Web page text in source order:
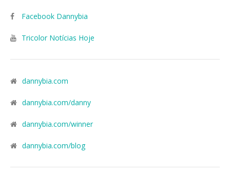
Facebook Dannybia
Tricolor Notícias Hoje
dannybia.com
dannybia.com/danny
dannybia.com/winner
dannybia.com/blog